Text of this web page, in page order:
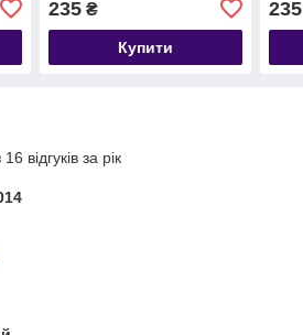
235₴
Купити
235
відгуків за рік